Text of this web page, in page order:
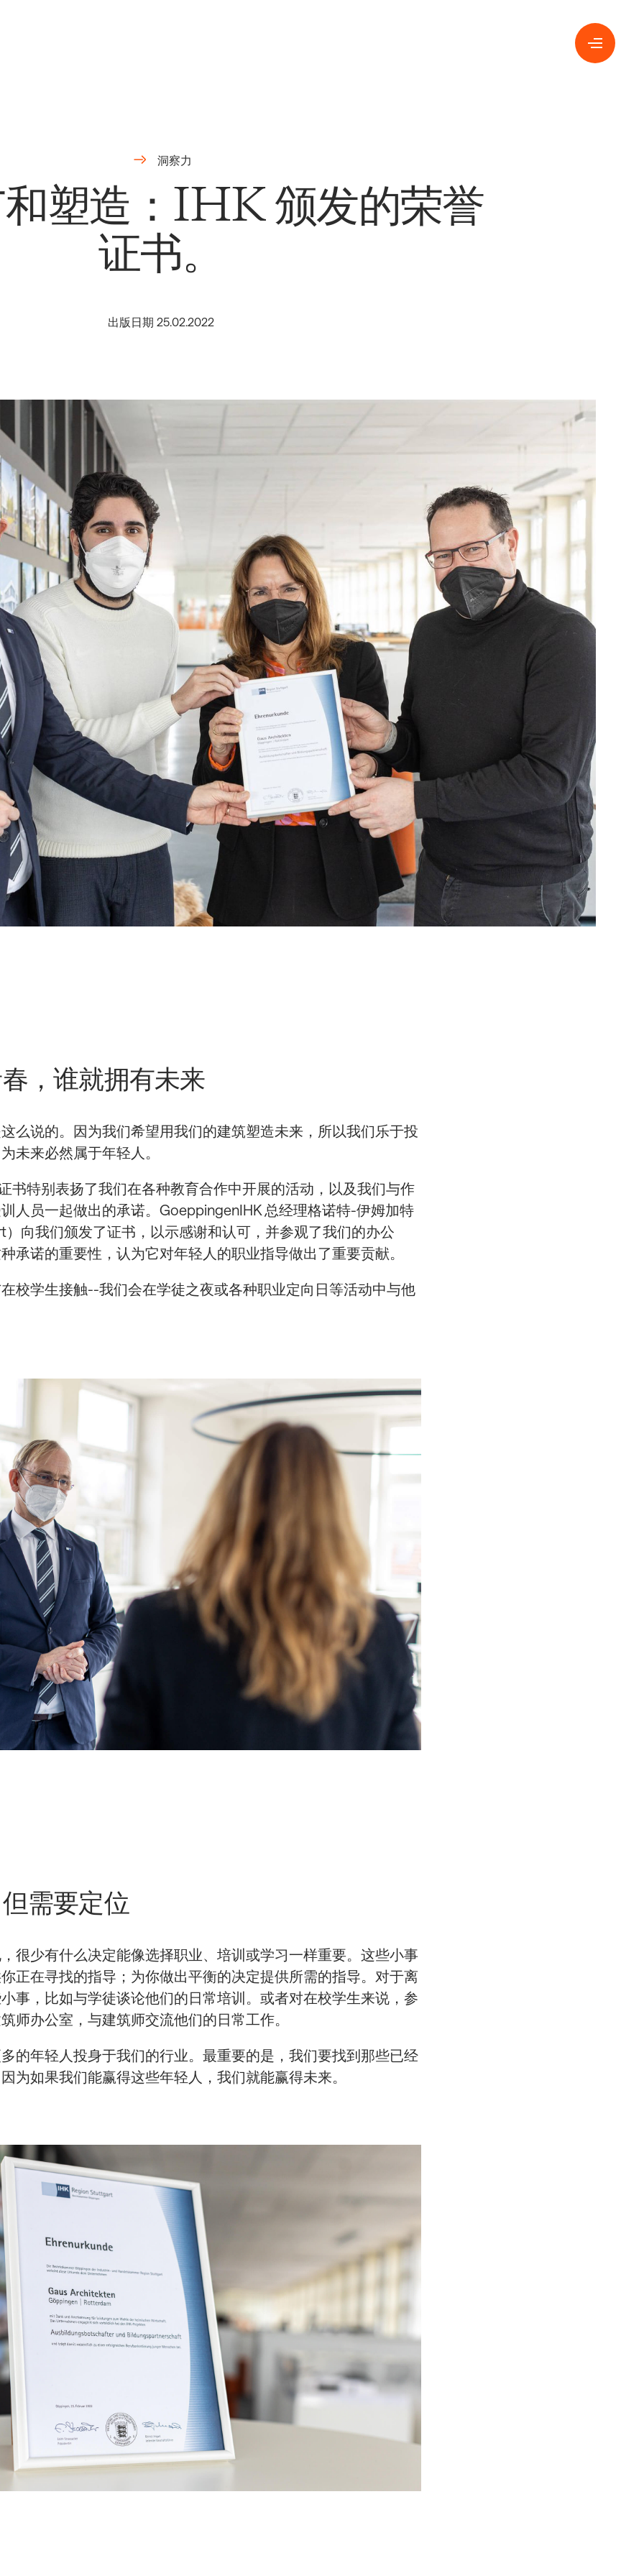
洞察力
塑造：IHK 颁发的荣誉
证书。
出版日期 25.02.2022
，谁就拥有未来
么说的。因为我们希望用我们的建筑塑造未来，所以我们乐于投
未来必然属于年轻人。
书特别表扬了我们在各种教育合作中开展的活动，以及我们与作
人员一起做出的承诺。GoeppingenIHK 总经理格诺特-伊姆加特
向我们颁发了证书，以示感谢和认可，并参观了我们的办公
承诺的重要性，认为它对年轻人的职业指导做出了重要贡献。
校学生接触--我们会在学徒之夜或各种职业定向日等活动中与他
需要定位
很少有什么决定能像选择职业、培训或学习一样重要。这些小事
正在寻找的指导；为你做出平衡的决定提供所需的指导。对于离
事，比如与学徒谈论他们的日常培训。或者对在校学生来说，参
师办公室，与建筑师交流他们的日常工作。
的年轻人投身于我们的行业。最重要的是，我们要找到那些已经
为如果我们能赢得这些年轻人，我们就能赢得未来。